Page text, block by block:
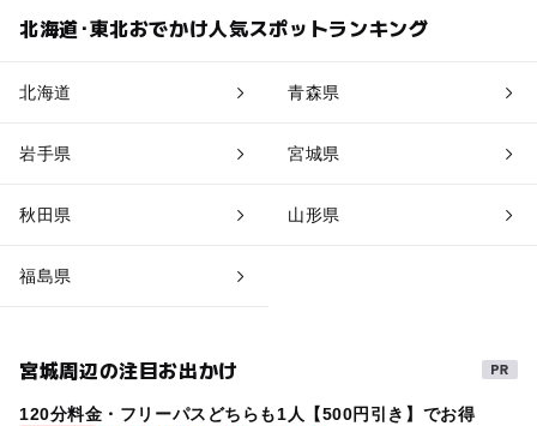
北海道･東北おでかけ人気スポットランキング
北海道 青森県
岩手県 宮城県
秋田県 山形県
福島県
宮城周辺の注目お出かけ
120分料金・フリーパスどちらも1人【500円引き】でお得